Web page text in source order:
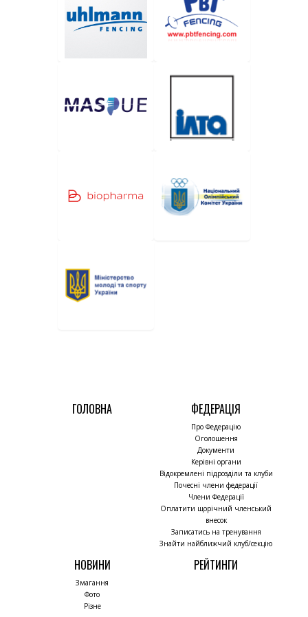
ГОЛОВНА ФЕДЕРАЦІЯ
Про Федерацію
Оголошення
Документи
Керівні органи
Відокремлені підрозділи та клуби
Почесні члени федерації
Члени Федерації
Оплатити щорічний членський
внесок
Записатись на тренування
Знайти найближчий клуб/секцію
НОВИНИ
Змагання
Фото
Різне
РЕЙТИНГИ